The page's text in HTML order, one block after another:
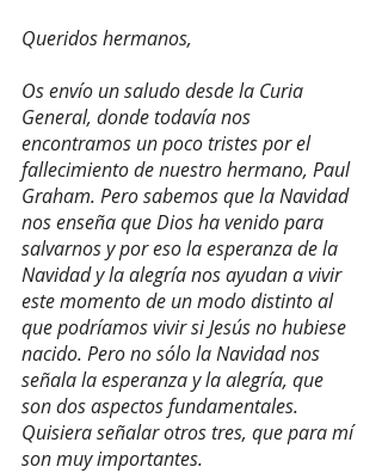
Queridos hermanos,
Os envío un saludo desde la Curia
General, donde todavía nos
encontramos un poco tristes por el
fallecimiento de nuestro hermano, Paul
Graham. Pero sabemos que la Navidad
nos enseña que Dios ha venido para
salvarnos y por eso la esperanza de la
Navidad y la alegría nos ayudan a vivir
este momento de un modo distinto al
que podríamos vivir si Jesús no hubiese
nacido. Pero no sólo la Navidad nos
señala la esperanza y la alegría, que
son dos aspectos fundamentales.
Quisiera señalar otros tres, que para mí
son muy importantes.